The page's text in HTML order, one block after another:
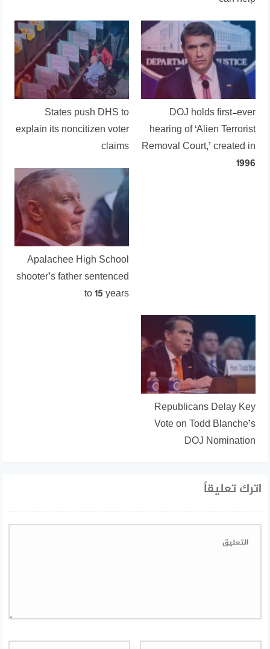
DOJ holds first-ever
hearing of ‘Alien Terrorist
Removal Court,’ created in
1996
States push DHS to
explain its noncitizen voter
claims
Apalachee High School
shooter’s father sentenced
to 15 years
Republicans Delay Key
Vote on Todd Blanche’s
DOJ Nomination
اترك تعليقاً